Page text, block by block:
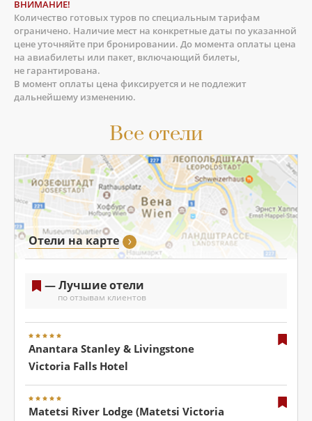
Все отели
Отели на карте
— Лучшие отели
по отзывам клиентов
Anantara Stanley & Livingstone
Victoria Falls Hotel
Matetsi River Lodge (Matetsi Victoria
ВНИМАНИЕ!
Количество готовых туров по специальным тарифам
ограничено. Наличие мест на конкретные даты по указанной
цене уточняйте при бронировании. До момента оплаты цена
на авиабилеты или пакет, включающий билеты,
не гарантирована.
В момент оплаты цена фиксируется и не подлежит
дальнейшему изменению.